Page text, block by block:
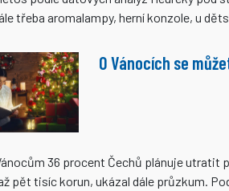
třeba aromalampy, herní konzole, u
O Vánocích se
36 procent Čechů plánuje
pět tisíc korun, ukázal dále průzkum.